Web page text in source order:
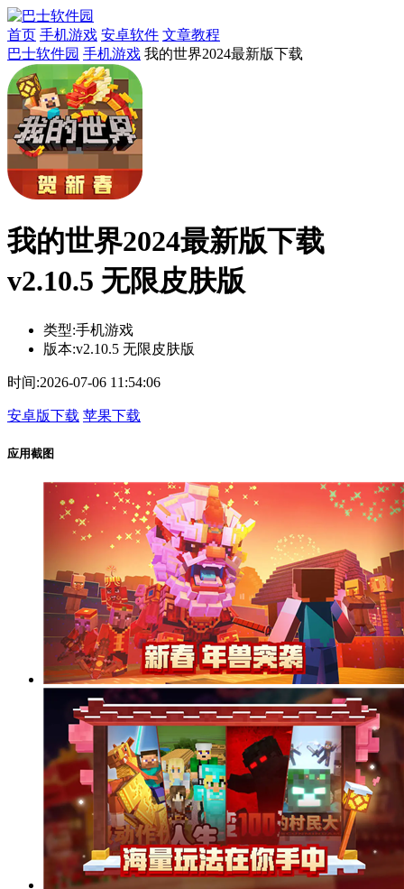
首页 手机游戏 安卓软件 文章教程
巴士软件园 手机游戏 我的世界2024最新版下载
我的世界2024最新版下载
v2.10.5 无限皮肤版
类型:手机游戏
版本:v2.10.5 无限皮肤版
时间:2026-07-06 11:54:06
安卓版下载 苹果下载
应用截图